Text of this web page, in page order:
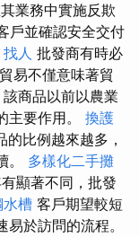
業務中實施反欺
戶並確認安全交付
找人 批發商有時必
易不僅意味著貿
該商品以前以農業
主要作用。 換護
的比例越來越多，
。 多樣化二手攤
顯著不同，批發
水槽 客戶期望較短
於訪問的流程。